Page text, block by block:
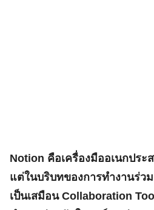
Notion คือเครื่องมืออเนกประ
แต่ในบริบทของการทำงานร่ว
เป็นเสมือน Collaboration